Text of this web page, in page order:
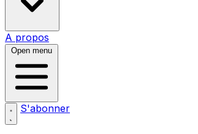
A propos
Open menu
S'abonner